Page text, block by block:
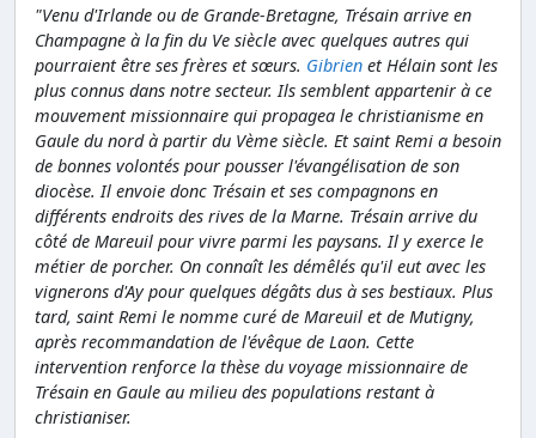
"Venu d'Irlande ou de Grande-Bretagne, Trésain arrive en
Champagne à la fin du Ve siècle avec quelques autres qui
pourraient être ses frères et sœurs. Gibrien et Hélain sont les
plus connus dans notre secteur. Ils semblent appartenir à ce
mouvement missionnaire qui propagea le christianisme en
Gaule du nord à partir du Vème siècle. Et saint Remi a besoin
de bonnes volontés pour pousser l'évangélisation de son
diocèse. Il envoie donc Trésain et ses compagnons en
différents endroits des rives de la Marne. Trésain arrive du
côté de Mareuil pour vivre parmi les paysans. Il y exerce le
métier de porcher. On connaît les démêlés qu'il eut avec les
vignerons d'Ay pour quelques dégâts dus à ses bestiaux. Plus
tard, saint Remi le nomme curé de Mareuil et de Mutigny,
après recommandation de l'évêque de Laon. Cette
intervention renforce la thèse du voyage missionnaire de
Trésain en Gaule au milieu des populations restant à
christianiser.